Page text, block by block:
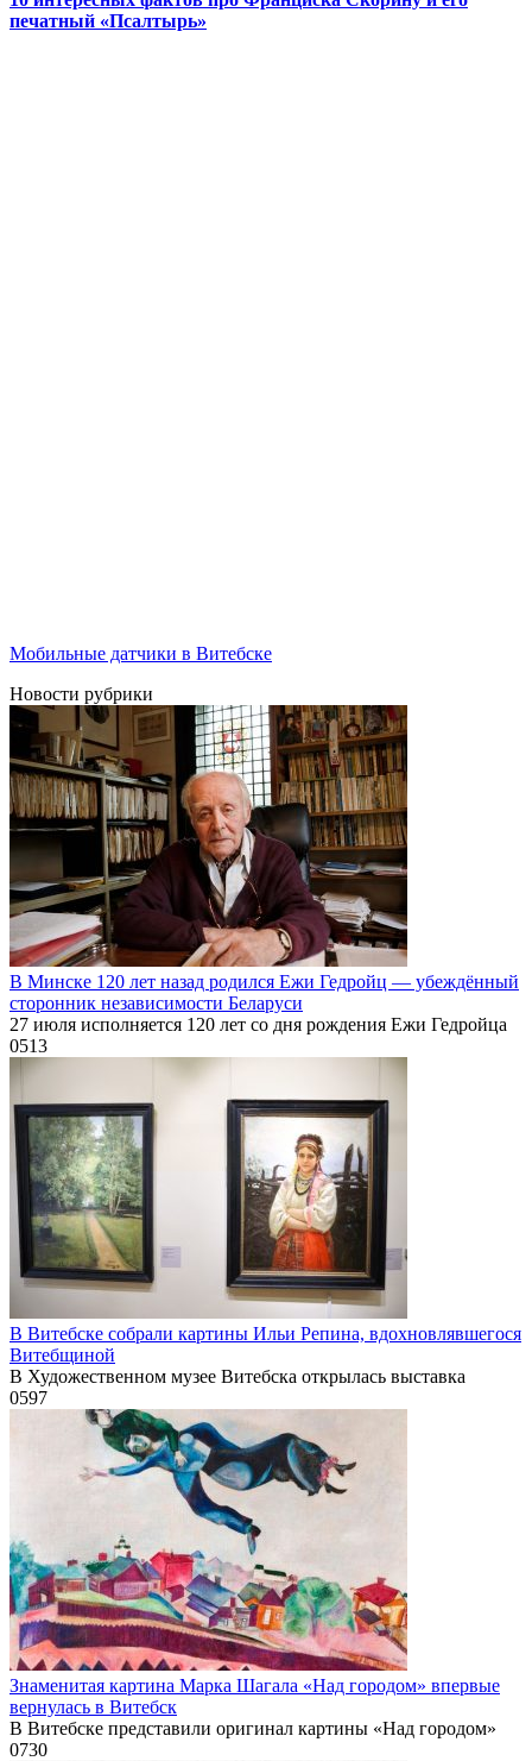
печатный «Псалтырь»
Мобильные датчики в Витебске
Новости рубрики
В Минске 120 лет назад родился Ежи Гедройц — убеждённый
сторонник независимости Беларуси
27 июля исполняется 120 лет со дня рождения Ежи Гедройца
0513
В Витебске собрали картины Ильи Репина, вдохновлявшегося
Витебщиной
В Художественном музее Витебска открылась выставка
0597
Знаменитая картина Марка Шагала «Над городом» впервые
вернулась в Витебск
В Витебске представили оригинал картины «Над городом»
0730